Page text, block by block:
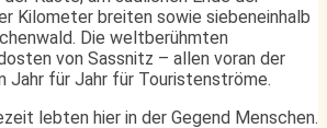
Kilometer breiten sowie siebeneinhalb
Die weltberühmten
von Sassnitz – allen voran der
Jahr für Jahr für Touristenströme.
lebten hier in der Gegend Menschen.